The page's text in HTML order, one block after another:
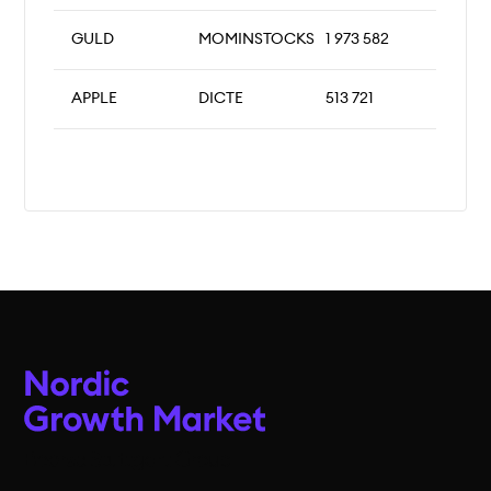
GULD MOMINSTOCKS 1 973 582
APPLE DICTE 513 721